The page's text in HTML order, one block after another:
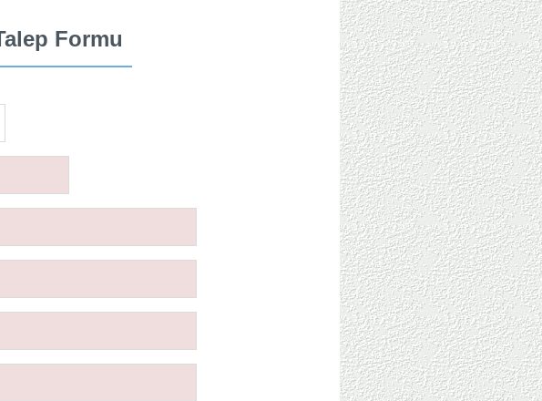
Formu